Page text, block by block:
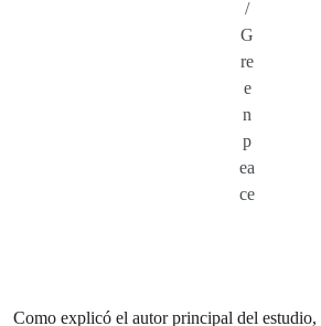
/
G
re
e
n
p
ea
ce
Como explicó el autor principal del